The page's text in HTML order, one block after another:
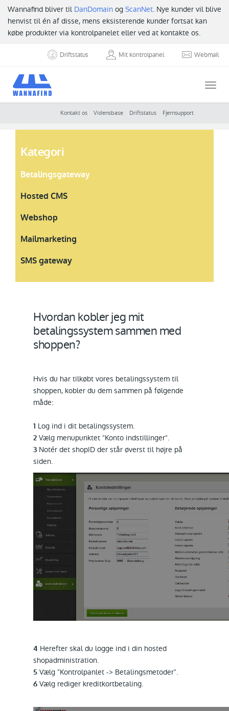
Wannafind bliver til DanDomain og ScanNet. Nye kunder vil blive
henvist til én af disse, mens eksisterende kunder fortsat kan
købe produkter via kontrolpanelet eller ved at kontakte os.
Driftstatus Mit kontrolpanel Webmail
Kontakt os Vidensbase Driftstatus Fjernsupport
Kategori
Betalingsgateway
Hosted CMS
Webshop
Mailmarketing
SMS gateway
Hvordan kobler jeg mit
betalingssystem sammen med
shoppen?
Hvis du har tilkøbt vores betalingssystem til
shoppen, kobler du dem sammen på følgende
måde:
1 Log ind i dit betalingssystem.
2 Vælg menupunktet "Konto indstillinger".
3 Notér det shopID der står øverst til højre på
siden.
4 Herefter skal du logge ind i din hosted
shopadministration.
5 Vælg "Kontrolpanlet -> Betalingsmetoder".
6 Vælg rediger kreditkortbetaling.